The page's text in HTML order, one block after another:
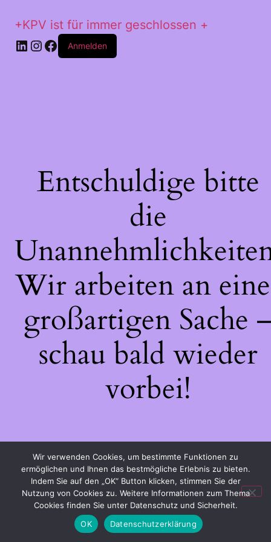
+KPV ist für immer geschlossen +
LinkedIn
Instagram
Facebook
Anmelden
Entschuldige bitte
die
Wir arbeiten an
großartigen Sache
schau bald wieder
vorbei!
Wir verwenden Cookies, um bestimmte Funktionen zu
ermöglichen und Ihnen das bestmögliche Erlebnis zu bieten.
Indem Sie auf den „OK“ Button klicken, stimmen Sie der
Nutzung von Cookies zu. Weitere Informationen zum Thema
Cookies finden Sie unter Datenschutz und Sicherheit.
OK
Datenschutzerklärung